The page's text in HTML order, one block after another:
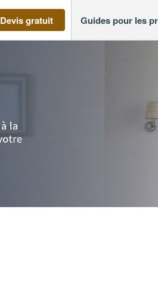
Devis gratuit Guides pour les